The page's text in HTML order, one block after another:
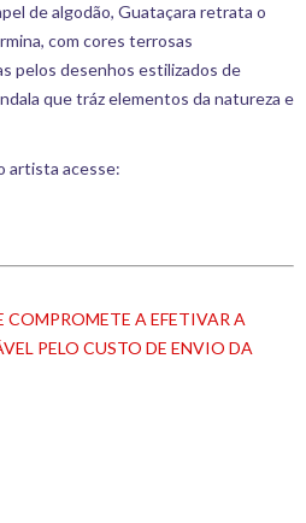
de algodão, Guataçara retrata o
com cores terrosas
pelos desenhos estilizados de
que tráz elementos da natureza e
artista acesse:
COMPROMETE A EFETIVAR A
PELO CUSTO DE ENVIO DA